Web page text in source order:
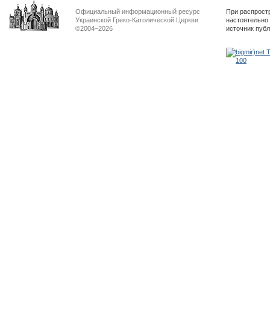
Официальный информационный ресурс
Украинской Греко-Католической Церкви
©2004–2026
При
источник